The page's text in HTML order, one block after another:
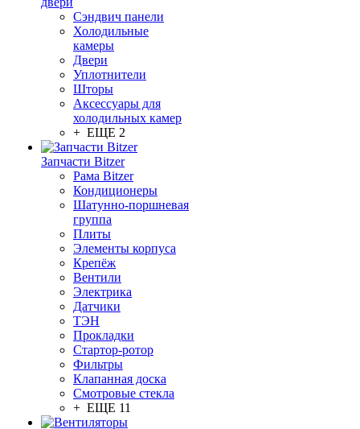
Сэндвич панели
Холодильные
камеры
Двери
Уплотнители
Шторы
Аксессуары для
холодильных камер
+ ЕЩЕ 2
Запчасти Bitzer
Рама Bitzer
Кондиционеры
Шатунно-поршневая
группа
Плиты
Элементы корпуса
Крепёж
Вентили
Электрика
Датчики
ТЭН
Прокладки
Стартор-ротор
Фильтры
Клапанная доска
Смотровые стекла
+ ЕЩЕ 11